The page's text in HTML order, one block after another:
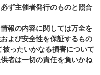
ず主催者発行のものと照合
報の内容に関しては万全を
よび安全性を保証するもの
ったいかなる損害について
者は一切の責任を負いかね